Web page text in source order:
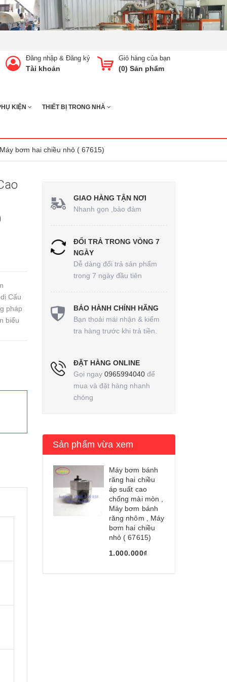
Giỏ hàng của bạn
(0) Sản phẩm
Đăng nhập & Đăng ký
Tài khoản
KIỆN THIẾT BỊ TRONG NHÀ
bơm hai chiều nhỏ ( 67615)
Cấu
pháp
biểu
GIAO HÀNG TẬN NƠI
Nhanh gọn ,bảo đảm
ĐỔI TRẢ TRONG VÒNG 7
NGÀY
Dễ dàng đổi trả sản phẩm
trong 7 ngày đầu tiên
BẢO HÀNH CHÍNH HÃNG
Bạn thoải mái nhận & kiểm
tra hàng trước khi trả tiền.
ĐẶT HÀNG ONLINE
Gọi ngay 0965994040để
mua và đặt hàng nhanh
chóng
Sản phẩm vừa xem
Máy bơm bánh
răng hai chiều
áp suất cao
chống mài mòn ,
Máy bơm bánh
răng nhôm , Máy
bơm hai chiều
nhỏ ( 67615)
1.000.000₫